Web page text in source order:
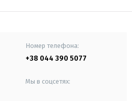
Номер телефона:
+38 044 390 5077
Мы в соцсетях: